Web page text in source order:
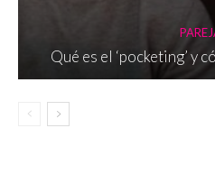
Qué es el ‘pocketing’ y